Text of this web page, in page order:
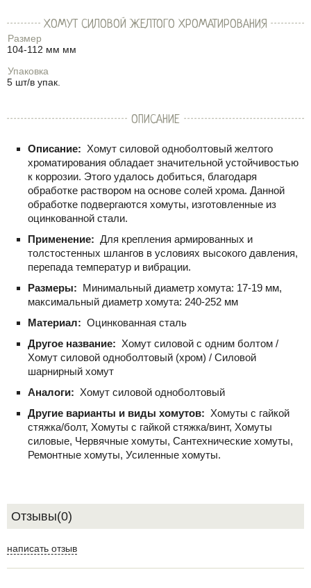
ХОМУТ СИЛОВОЙ ЖЕЛТОГО ХРОМАТИРОВАНИЯ
Размер
104-112 мм мм
Упаковка
5 шт/в упак.
ОПИСАНИЕ
Описание: Хомут силовой одноболтовый желтого
хроматирования обладает значительной устойчивостью
к коррозии. Этого удалось добиться, благодаря
обработке раствором на основе солей хрома. Данной
обработке подвергаются хомуты, изготовленные из
оцинкованной стали.
Применение: Для крепления армированных и
толстостенных шлангов в условиях высокого давления,
перепада температур и вибрации.
Размеры: Минимальный диаметр хомута: 17-19 мм,
максимальный диаметр хомута: 240-252 мм
Материал: Оцинкованная сталь
Другое название: Хомут силовой с одним болтом /
Хомут силовой одноболтовый (хром) / Силовой
шарнирный хомут
Аналоги: Хомут силовой одноболтовый
Другие варианты и виды хомутов: Хомуты с гайкой
стяжка/болт, Хомуты с гайкой стяжка/винт, Хомуты
силовые, Червячные хомуты, Сантехнические хомуты,
Ремонтные хомуты, Усиленные хомуты.
Отзывы(0)
написать отзыв